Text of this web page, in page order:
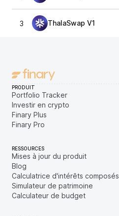
3 ThalaSwap V1
PRODUIT
Portfolio Tracker
Investir en crypto
Finary Plus
Finary Pro
RESSOURCES
Mises à jour du produit
Blog
Calculatrice d'intérêts composés
Simulateur de patrimoine
Calculateur de budget